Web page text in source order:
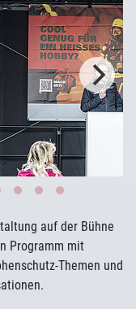
auf der Bühne
Programm mit
Themen und